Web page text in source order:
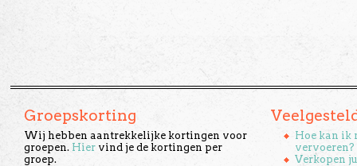
Groepskorting
Wij hebben aantrekkelijke kortingen voor
groepen. Hier vind je de kortingen per
groep.
Hoe kan ik
vervoeren?
Verkopen